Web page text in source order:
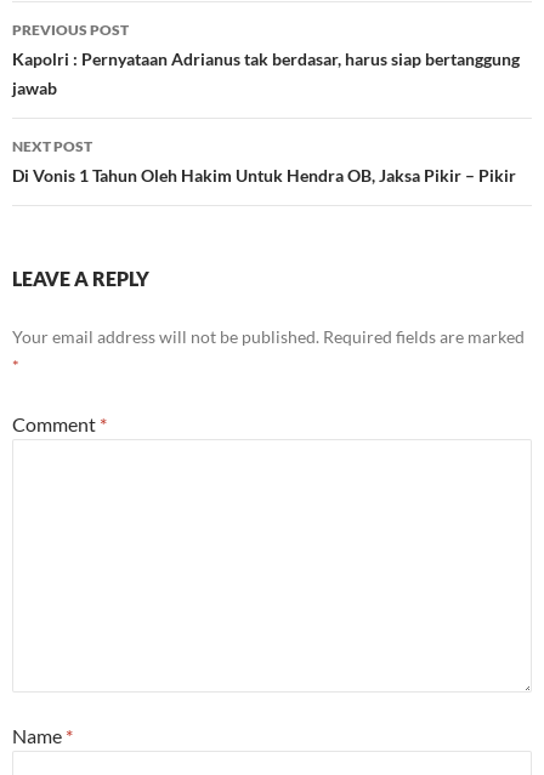
Post
navigation
PREVIOUS POST
Kapolri : Pernyataan Adrianus tak berdasar, harus siap bertanggung
jawab
NEXT POST
Di Vonis 1 Tahun Oleh Hakim Untuk Hendra OB, Jaksa Pikir – Pikir
LEAVE A REPLY
Your email address will not be published. Required fields are marked
*
Comment *
Name *